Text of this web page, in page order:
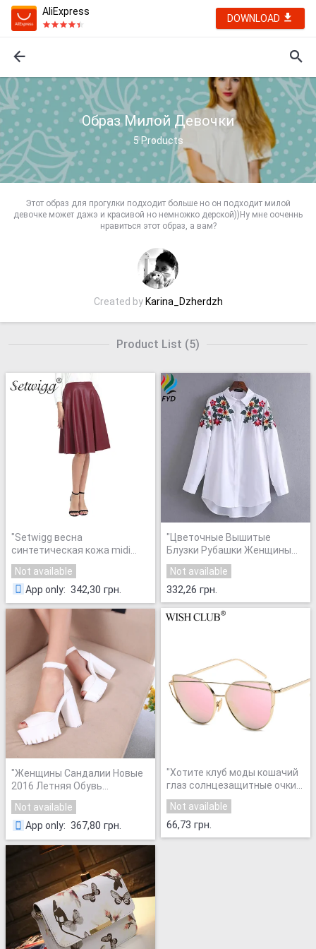
AliExpress
DOWNLOAD
Образ Милой Девочки
5Products
Этот образ для прогулки подходит больше но он подходит милой
девочке может дажэ и красивой но немножко дерской))Ну мне ооченнь
нравиться этот образ, а вам?
Created byKarina_Dzherdzh
Product List (5)
"Setwigg весна
синтетическая кожа midi
юбки 63 см женская уличная
мода бургундия
искусственная кожа колено
длина flare панк юбка sg02"
Not available
App only: 342,30 грн.
"Женщины Сандалии Новые
2016 Летняя Обувь
Открытым Носком Сандалии
Платформы Толстый Каблук
Туфли на Высоком каблуке
Белый Черный женщин
Разм..."
Not available
App only: 367,80 грн.
"Цветочные Вышитые
Блузки Рубашки Женщины
Тонкий Белый Топы
Повседневная С Длинным
Рукавом Блузки Хлопок
Женщины Офиса Рубашки
Бренд Femme ...
Not available
332,26 грн.
"Хотите клуб моды кошачий
глаз солнцезащитные очки
женщин бренд Мода
розовое золото зеркало
солнцезащитные очки
уникальный плоский дамы
Not available
66,73 грн.